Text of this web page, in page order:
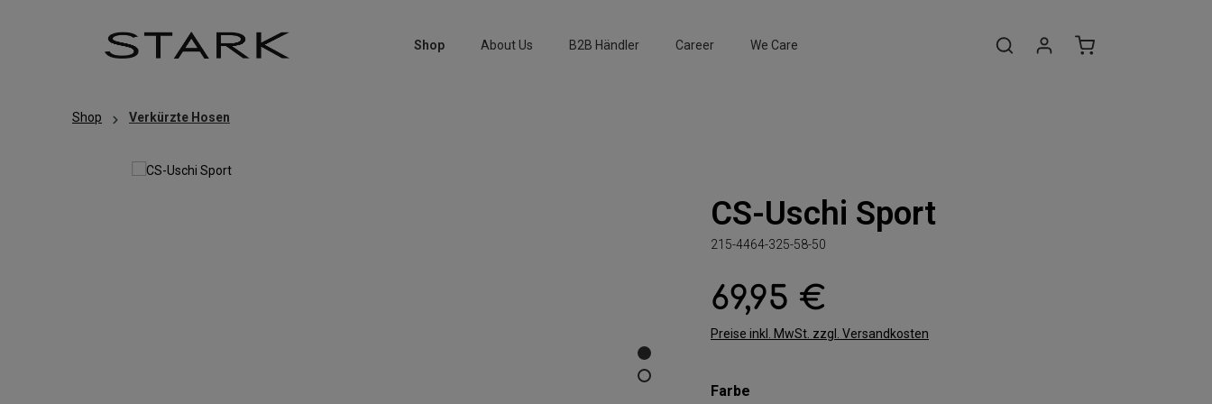
Shop
About Us B2B Händler Career We Care
Shop Verkürzte Hosen
CS-Uschi Sport
215-4464-325-58-50
Regulärer Preis:
69,95 €
Preise inkl. MwSt. zzgl. Versandkosten
Farbe